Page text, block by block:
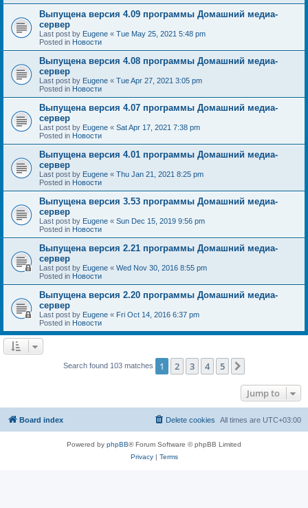
Выпущена версия 4.09 программы Домашний медиа-
сервер
Last post by Eugene « Tue May 25, 2021 5:48 pm
Posted in Новости
Выпущена версия 4.08 программы Домашний медиа-
сервер
Last post by Eugene « Tue Apr 27, 2021 3:05 pm
Posted in Новости
Выпущена версия 4.07 программы Домашний медиа-
сервер
Last post by Eugene « Sat Apr 17, 2021 7:38 pm
Posted in Новости
Выпущена версия 4.01 программы Домашний медиа-
сервер
Last post by Eugene « Thu Jan 21, 2021 8:25 pm
Posted in Новости
Выпущена версия 3.53 программы Домашний медиа-
сервер
Last post by Eugene « Sun Dec 15, 2019 9:56 pm
Posted in Новости
Выпущена версия 2.21 программы Домашний медиа-
сервер
Last post by Eugene « Wed Nov 30, 2016 8:55 pm
Posted in Новости
Выпущена версия 2.20 программы Домашний медиа-
сервер
Last post by Eugene « Fri Oct 14, 2016 6:37 pm
Posted in Новости
Search found 103 matches 1 2 3 4 5
Jump to
Board index All times are UTC+03:00
Delete cookies
Powered by phpBB® Forum Software © phpBB Limited
Privacy| Terms